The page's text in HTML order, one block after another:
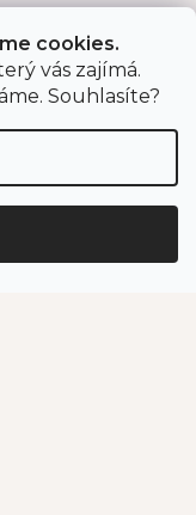
cookies.
vás zajímá.
Souhlasíte?